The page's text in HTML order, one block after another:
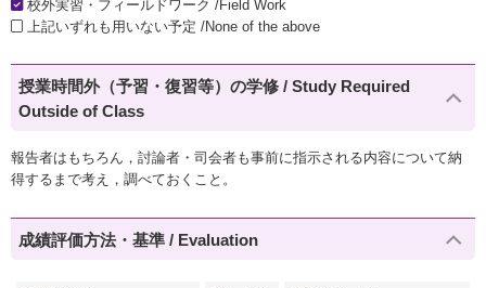
校外実習・フィールドワーク /Field Work
上記いずれも用いない予定 /None of the above
授業時間外（予習・復習等）の学修 / Study Required
Outside of Class
報告者はもちろん，討論者・司会者も事前に指示される内容について納
得するまで考え，調べておくこと。
成績評価方法・基準 / Evaluation